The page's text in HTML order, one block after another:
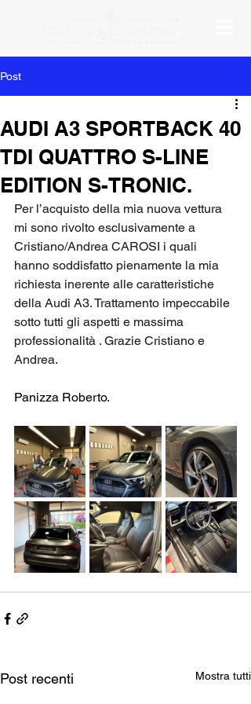
Post
AUDI A3 SPORTBACK 40
TDI QUATTRO S-LINE
EDITION S-TRONIC.
Per l’acquisto della mia nuova vettura
mi sono rivolto esclusivamente a
Cristiano/Andrea CAROSI i quali
hanno soddisfatto pienamente la mia
richiesta inerente alle caratteristiche
della Audi A3. Trattamento impeccabile
sotto tutti gli aspetti e massima
professionalità . Grazie Cristiano e
Andrea.
Panizza Roberto.
Post recenti Mostra tutti